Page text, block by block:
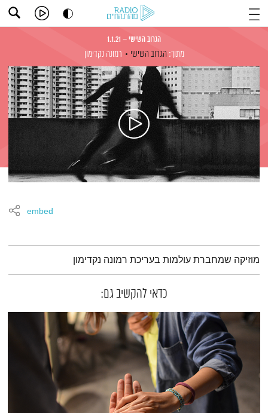
הגרוב השישי – 1.1.21
מתוך: הגרוב השישי רמונה נקדימון
embed
תמצית הפודקאסט
מוזיקה שמחברת עולמות בעריכת רמונה נקדימון
כדאי להקשיב גם: